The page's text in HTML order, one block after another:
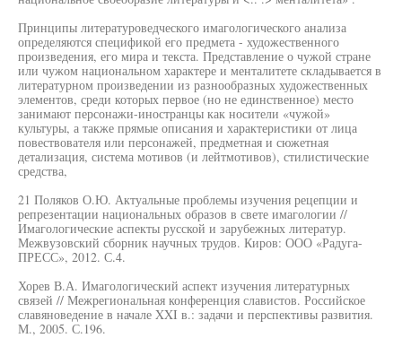
Принципы литературоведческого имагологического анализа
определяются спецификой его предмета - художественного
произведения, его мира и текста. Представление о чужой стране
или чужом национальном характере и менталитете складывается в
литературном произведении из разнообразных художественных
элементов, среди которых первое (но не единственное) место
занимают персонажи-иностранцы как носители «чужой»
культуры, а также прямые описания и характеристики от лица
повествователя или персонажей, предметная и сюжетная
детализация, система мотивов (и лейтмотивов), стилистические
средства,
21 Поляков О.Ю. Актуальные проблемы изучения рецепции и
репрезентации национальных образов в свете имагологии //
Имагологические аспекты русской и зарубежных литератур.
Межвузовский сборник научных трудов. Киров: ООО «Радуга-
ПРЕСС», 2012. С.4.
Хорев В.А. Имагологический аспект изучения литературных
связей // Межрегиональная конференция славистов. Российское
славяноведение в начале XXI в.: задачи и перспективы развития.
М., 2005. С.196.